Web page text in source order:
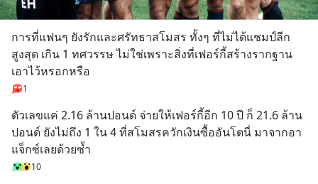
การที่แฟนๆ ยังรักและศรัทธาสโมสร ทั้งๆ ที่ไม่ได้แชมป์ลีก
สูงสุด เกิน 1 ทศวรรษ ไม่ใช่เพราะสิ่งที่เฟอร์กี้สร้างรากฐาน
เอาไว้หรอกหรือ
1
ตัวเลขแค่ 2.16 ล้านปอนด์ จ่ายให้เฟอร์กี้อีก 10 ปี ก็ 21.6 ล้าน
ปอนด์ ยังไม่ถึง 1 ใน 4 ที่สโมสรควักเงินซื้ออันโตนี่ มาจากอา
แจ็กซ์เลยด้วยซ้ำ
10